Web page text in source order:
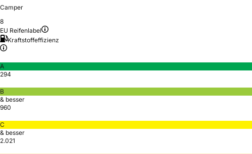
Camper
8
EU Reifenlabel
Kraftstoffeffizienz
A
294
B
& besser
960
C
& besser
2.021